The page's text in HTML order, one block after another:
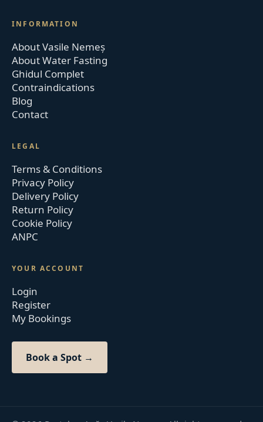
INFORMATION
About Vasile Nemeș
About Water Fasting
Ghidul Complet
Contraindications
Blog
Contact
LEGAL
Terms & Conditions
Privacy Policy
Delivery Policy
Return Policy
Cookie Policy
ANPC
YOUR ACCOUNT
Login
Register
My Bookings
Book a Spot →